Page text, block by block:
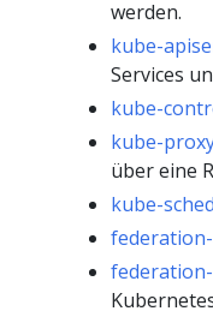
werden.
kube-
Services
kube-
kube-
über eine
kube-